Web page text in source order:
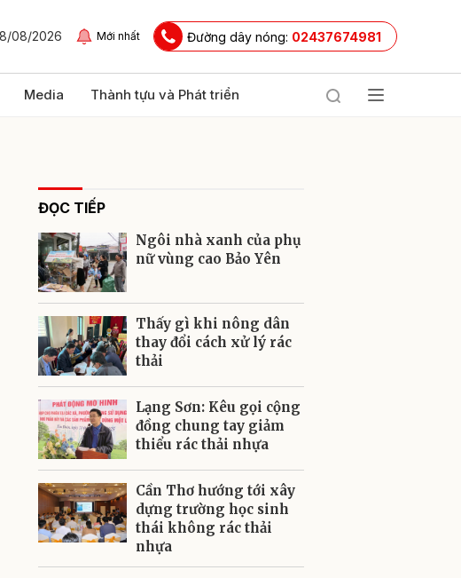
08/2026 Mới nhất Đường dây nóng: 02437674981
Media Thành tựu và Phát triển
ĐỌC TIẾP
Ngôi nhà xanh của phụ
nữ vùng cao Bảo Yên
Thấy gì khi nông dân
thay đổi cách xử lý rác
thải
Lạng Sơn: Kêu gọi cộng
đồng chung tay giảm
thiểu rác thải nhựa
Cần Thơ hướng tới xây
dựng trường học sinh
thái không rác thải
nhựa
Gửi